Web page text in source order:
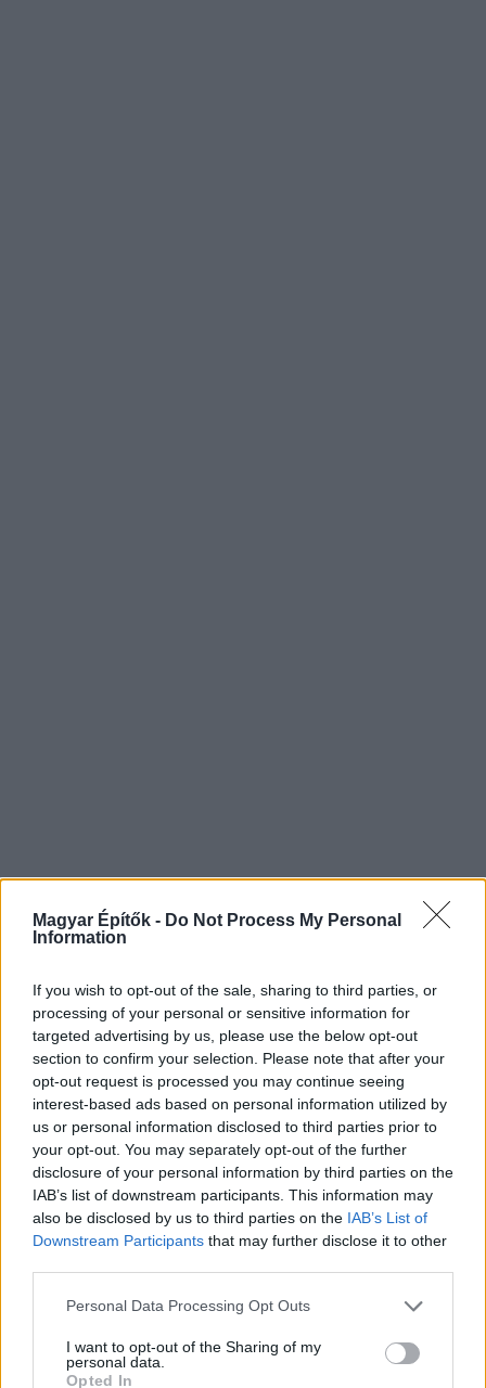
Magyar Építők - Do Not Process My Personal
Information
If you wish to opt-out of the sale, sharing to third parties, or
processing of your personal or sensitive information for
targeted advertising by us, please use the below opt-out
section to confirm your selection. Please note that after your
opt-out request is processed you may continue seeing
interest-based ads based on personal information utilized by
us or personal information disclosed to third parties prior to
your opt-out. You may separately opt-out of the further
disclosure of your personal information by third parties on the
IAB’s list of downstream participants. This information may
also be disclosed by us to third parties on the IAB’s List of
Downstream Participants that may further disclose it to other
Please note that this website/app uses one or more Google
not limited to your visit or usage behaviour. You may click to
grant or deny consent to Google and its third-party tags to
Personal Data Processing Opt Outs
I want to opt-out of the Sharing of my
personal data.
Opted In
E-mail cím
Feliratkozom a hírlevélre és elfogadom azadatvédelmi
szabályzatot!
FELIRATKOZÁS